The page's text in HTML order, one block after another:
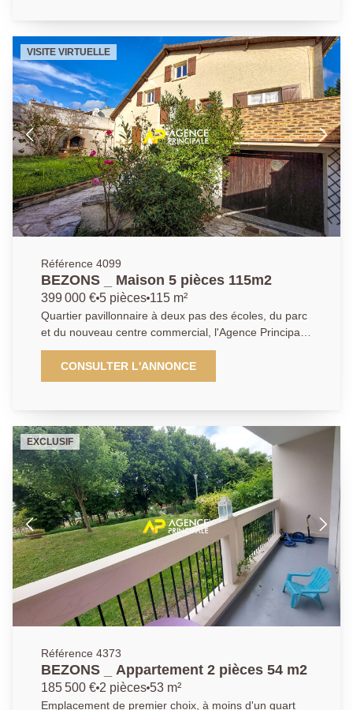
première chambre avec placard. Un couloir qui
permet d'accéder à une cuisine équipée avec un
accès sur le balcon ainsi que sur la pièce de vie, une
buanderie /cellier pour le stockage, deux belles
chambres avec placards intégrés, des w.c
indépendants et une salle d'eau avec deux vasques
pour plus de confort. Vous serez charmés par la
luminosité et les agréables volumes proposés par ce
bien, idéal pour une famille. Un box fermé privatif
vient compléter l'appartement ainsi qu'un parking
extérieur collectif, offrant un stationnement facile au
quotidien. Opportunité a saisir, contactez nous pour
une visite. AP : 01 34 34 39 29
VISITE VIRTUELLE
Référence 4099
BEZONS _ Maison 5 pièces 115m2
399 000 € 5 pièces 115 m²
Quartier pavillonnaire à deux pas des écoles, du parc
et du nouveau centre commercial, l'Agence Principale
de BEZONS vous présente cette agréable maison
familiale quatre chambres. La visite débute par un
agréable séjour avec cheminée et accès direct sur
avec sa salle de bains privative. En étage : un palier
pouvant faire office d'espace détente ou de bureau,
ainsi qu'une salle d'eau et deux immenses chambres
dont une de quasi 16m² au sol. Un sous sol total avec
une quatrième chambre, ainsi que différentes pièces
et un garage vient compléter la prestation. Côté
extérieur : possibilité de stationner d'autres véhicules
en plus du garage, ainsi qu'un très agréable jardin
pour profiter des moments ensoleillés en famille! Une
visite s'impose, n'hésitez pas à nous contacter !
CONSULTER L'ANNONCE
EXCLUSIF
Référence 4373
BEZONS _ Appartement 2 pièces 54 m2
185 500 € 2 pièces 53 m²
Emplacement de premier choix, à moins d'un quart